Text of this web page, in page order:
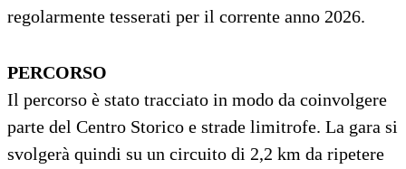
regolarmente tesserati per il corrente anno 2026.
PERCORSO
Il percorso è stato tracciato in modo da coinvolgere
parte del Centro Storico e strade limitrofe. La gara si
svolgerà quindi su un circuito di 2,2 km da ripetere